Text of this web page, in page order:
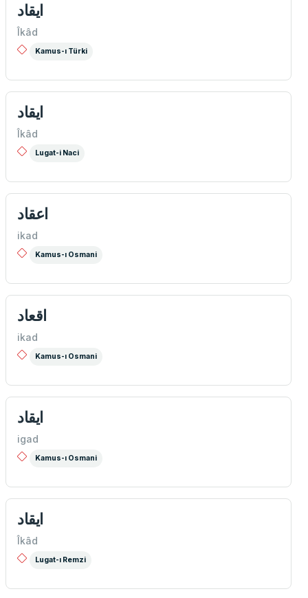
ايقاد
Îkâd
Kamus-ı Türki
ايقاد
Îkâd
Lugat-i Naci
اعقاد
ikad
Kamus-ı Osmani
اقعاد
ikad
Kamus-ı Osmani
ايقاد
igad
Kamus-ı Osmani
ايقاد
Îkâd
Lugat-ı Remzi